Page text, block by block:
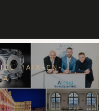
· AIX-EN-